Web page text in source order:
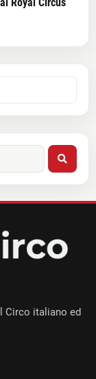
Circo italiano ed